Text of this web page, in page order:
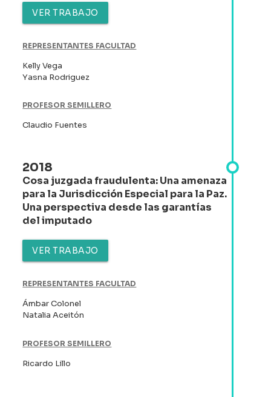
VER TRABAJO
REPRESENTANTES FACULTAD
Kelly Vega
Yasna Rodriguez
PROFESOR SEMILLERO
Claudio Fuentes
2018
Cosa juzgada fraudulenta: Una amenaza
para la Jurisdicción Especial para la Paz.
Una perspectiva desde las garantías
del imputado
VER TRABAJO
REPRESENTANTES FACULTAD
Ámbar Colonel
Natalia Aceitón
PROFESOR SEMILLERO
Ricardo Lillo